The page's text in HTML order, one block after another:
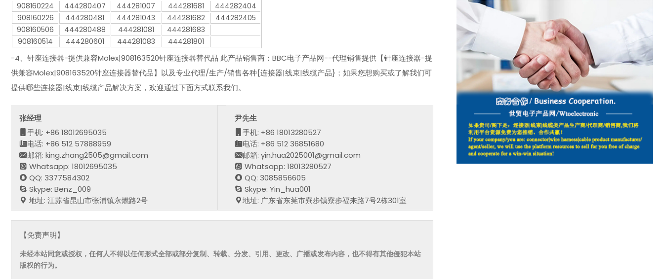
908160224
444280407 444281007 444281681
444282404
908160226
444280481 444281043 444281682
444282405
908160506
444280488 444281081
444281683
908160514
444280601 444281083 444281801
-4、针座连接器-提供兼容Molex|908163520针座连接器替代品 此产品销售商：BBC电子产品网--代理销售提供【针座连接器-提
供兼容Molex|908163520针座连接器替代品】以及专业代理/生产/销售各种{连接器|线束|线缆产品}；如果您想购买或了解我们可
提供哪些连接器|线束|线缆产品解决方案，欢迎通过下面方式联系我们。
张经理
手机: +86 18012695035
电话: +86 512 57888959
邮箱: king.zhang2505@gmail.com
Whatsapp: 18012695035
QQ: 3377584302
Skype: Benz_009
地址: 江苏省昆山市张浦镇永燃路2号
尹先生
手机: +86 18013280527
电话: +86 512 36851680
邮箱: yin.hua2025001@gmail.com
Whatsapp: 18013280527
QQ: 3085856605
Skype: Yin_hua001
地址: 广东省东莞市寮步镇寮步福来路7号2栋301室
【免责声明】
未经本站同意或授权，任何人不得以任何形式全部或部分复制、转载、分发、引用、更改、广播或发布内容，也不得有其他侵犯本站
版权的行为。